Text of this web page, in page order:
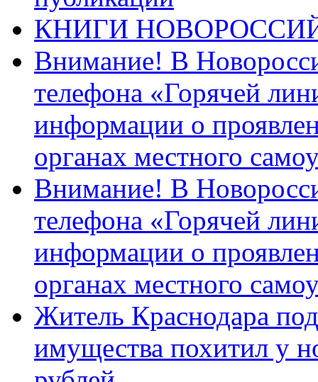
КНИГИ
Внимание! В
телефона «Горячей
информации о
органах местного
Внимание! В
телефона «Горячей
информации о
органах местного
Житель Краснодара
имущества похитил у